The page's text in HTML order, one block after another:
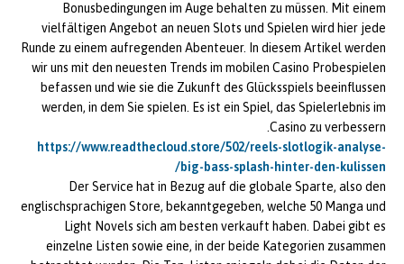
Bonusbedingungen im Auge behalten zu müssen. Mit einem
vielfältigen Angebot an neuen Slots und Spielen wird hier jede
Runde zu einem aufregenden Abenteuer. In diesem Artikel werden
wir uns mit den neuesten Trends im mobilen Casino Probespielen
befassen und wie sie die Zukunft des Glücksspiels beeinflussen
werden, in dem Sie spielen. Es ist ein Spiel, das Spielerlebnis im
Casino zu verbessern.
https://www.readthecloud.store/502/reels-slotlogik-analyse-
big-bass-splash-hinter-den-kulissen/
Der Service hat in Bezug auf die globale Sparte, also den
englischsprachigen Store, bekanntgegeben, welche 50 Manga und
Light Novels sich am besten verkauft haben. Dabei gibt es
einzelne Listen sowie eine, in der beide Kategorien zusammen